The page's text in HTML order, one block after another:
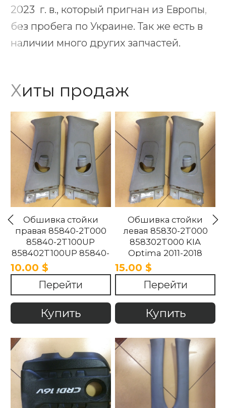
2023 г. в., который пригнан из Европы,
без пробега по Украине. Так же есть в
наличии много других запчастей.
Хиты продаж
Обшивка стойки
правая 85840-2T000
85840-2T100UP
858402T100UP 85840-
2T100UP KIA Optima
2011-2018
10.00 $
Перейти
Купить
Обшивка стойки
левая 85830-2T000
858302T000 KIA
Optima 2011-2018
15.00 $
Перейти
Купить